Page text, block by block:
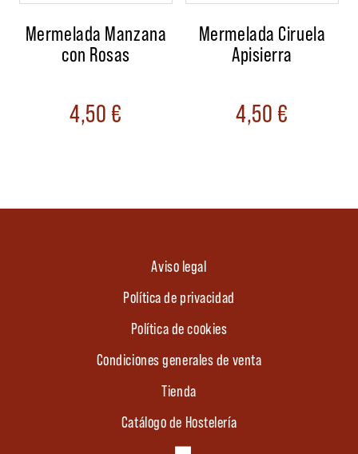
Mermelada Manzana
con Rosas
4,50€
Mermelada Ciruela
Apisierra
4,50€
Aviso legal
Política de privacidad
Política de cookies
Condiciones generales de venta
Tienda
Catálogo de Hostelería